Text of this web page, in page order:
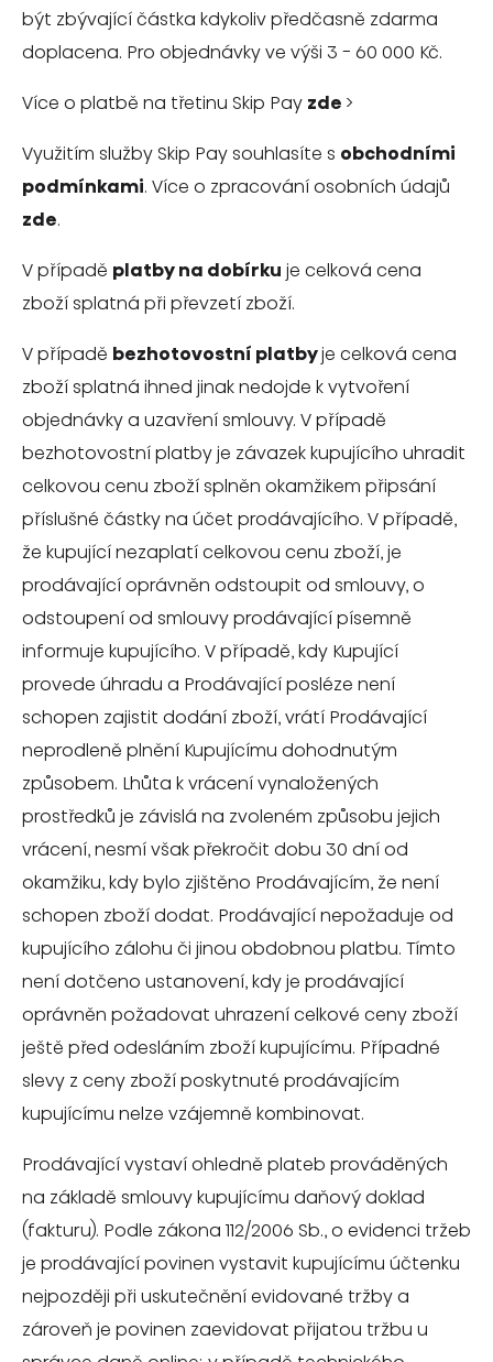
být zbývající částka kdykoliv předčasně zdarma
doplacena. Pro objednávky ve výši 3 - 60 000 Kč.
Více o platbě na třetinu Skip Pay zde >
Využitím služby Skip Pay souhlasíte s obchodními
podmínkami. Více o zpracování osobních údajů
zde.
V případě platbyna dobírku je celková cena
zboží splatná při převzetí zboží.
V případě bezhotovostní platbyje celková cena
zboží splatná ihned jinak nedojde k vytvoření
objednávky a uzavření smlouvy. V případě
bezhotovostní platby je závazek kupujícího uhradit
celkovou cenu zboží splněn okamžikem připsání
příslušné částky na účet prodávajícího. V případě,
že kupující nezaplatí celkovou cenu zboží, je
prodávající oprávněn odstoupit od smlouvy, o
odstoupení od smlouvy prodávající písemně
informuje kupujícího. V případě, kdy Kupující
provede úhradu a Prodávající posléze není
schopen zajistit dodání zboží, vrátí Prodávající
neprodleně plnění Kupujícímu dohodnutým
způsobem. Lhůta k vrácení vynaložených
prostředků je závislá na zvoleném způsobu jejich
vrácení, nesmí však překročit dobu 30 dní od
okamžiku, kdy bylo zjištěno Prodávajícím, že není
schopen zboží dodat. Prodávající nepožaduje od
kupujícího zálohu či jinou obdobnou platbu. Tímto
není dotčeno ustanovení, kdy je prodávající
oprávněn požadovat uhrazení celkové ceny zboží
ještě před odesláním zboží kupujícímu. Případné
slevy z ceny zboží poskytnuté prodávajícím
kupujícímu nelze vzájemně kombinovat.
Prodávající vystaví ohledně plateb prováděných
na základě smlouvy kupujícímu daňový doklad
(fakturu). Podle zákona 112/2006 Sb., o evidenci tržeb
je prodávající povinen vystavit kupujícímu účtenku
nejpozději při uskutečnění evidované tržby a
zároveň je povinen zaevidovat přijatou tržbu u